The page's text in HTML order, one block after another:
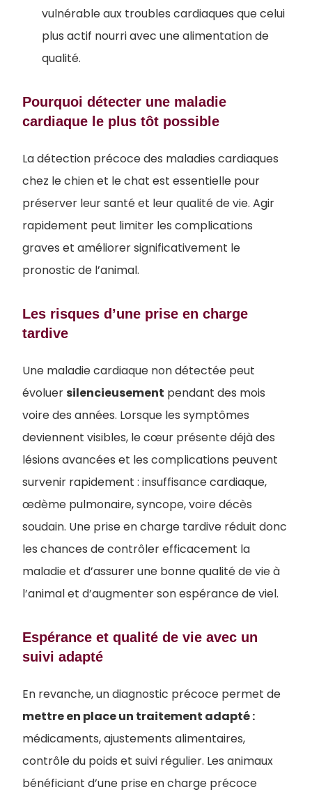
vulnérable aux troubles cardiaques que celui
plus actif nourri avec une alimentation de
qualité.
Pourquoi détecter une maladie
cardiaque le plus tôt possible
La détection précoce des maladies cardiaques
chez le chien et le chat est essentielle pour
préserver leur santé et leur qualité de vie. Agir
rapidement peut limiter les complications
graves et améliorer significativement le
pronostic de l’animal.
Les risques d’une prise en charge
tardive
Une maladie cardiaque non détectée peut
évoluersilencieusement pendant des mois
voire des années. Lorsque les symptômes
deviennent visibles, le cœur présente déjà des
lésions avancées et les complications peuvent
survenir rapidement : insuffisance cardiaque,
œdème pulmonaire, syncope, voire décès
soudain. Une prise en charge tardive réduit donc
les chances de contrôler efficacement la
maladie et d’assurer une bonne qualité de vie à
l’animal et d’augmenter son espérance de viel.
Espérance et qualité de vie avec un
suivi adapté
En revanche, un diagnostic précoce permet de
mettre en place un traitement adapté :
médicaments, ajustements alimentaires,
contrôle du poids et suivi régulier. Les animaux
bénéficiant d’une prise en charge précoce